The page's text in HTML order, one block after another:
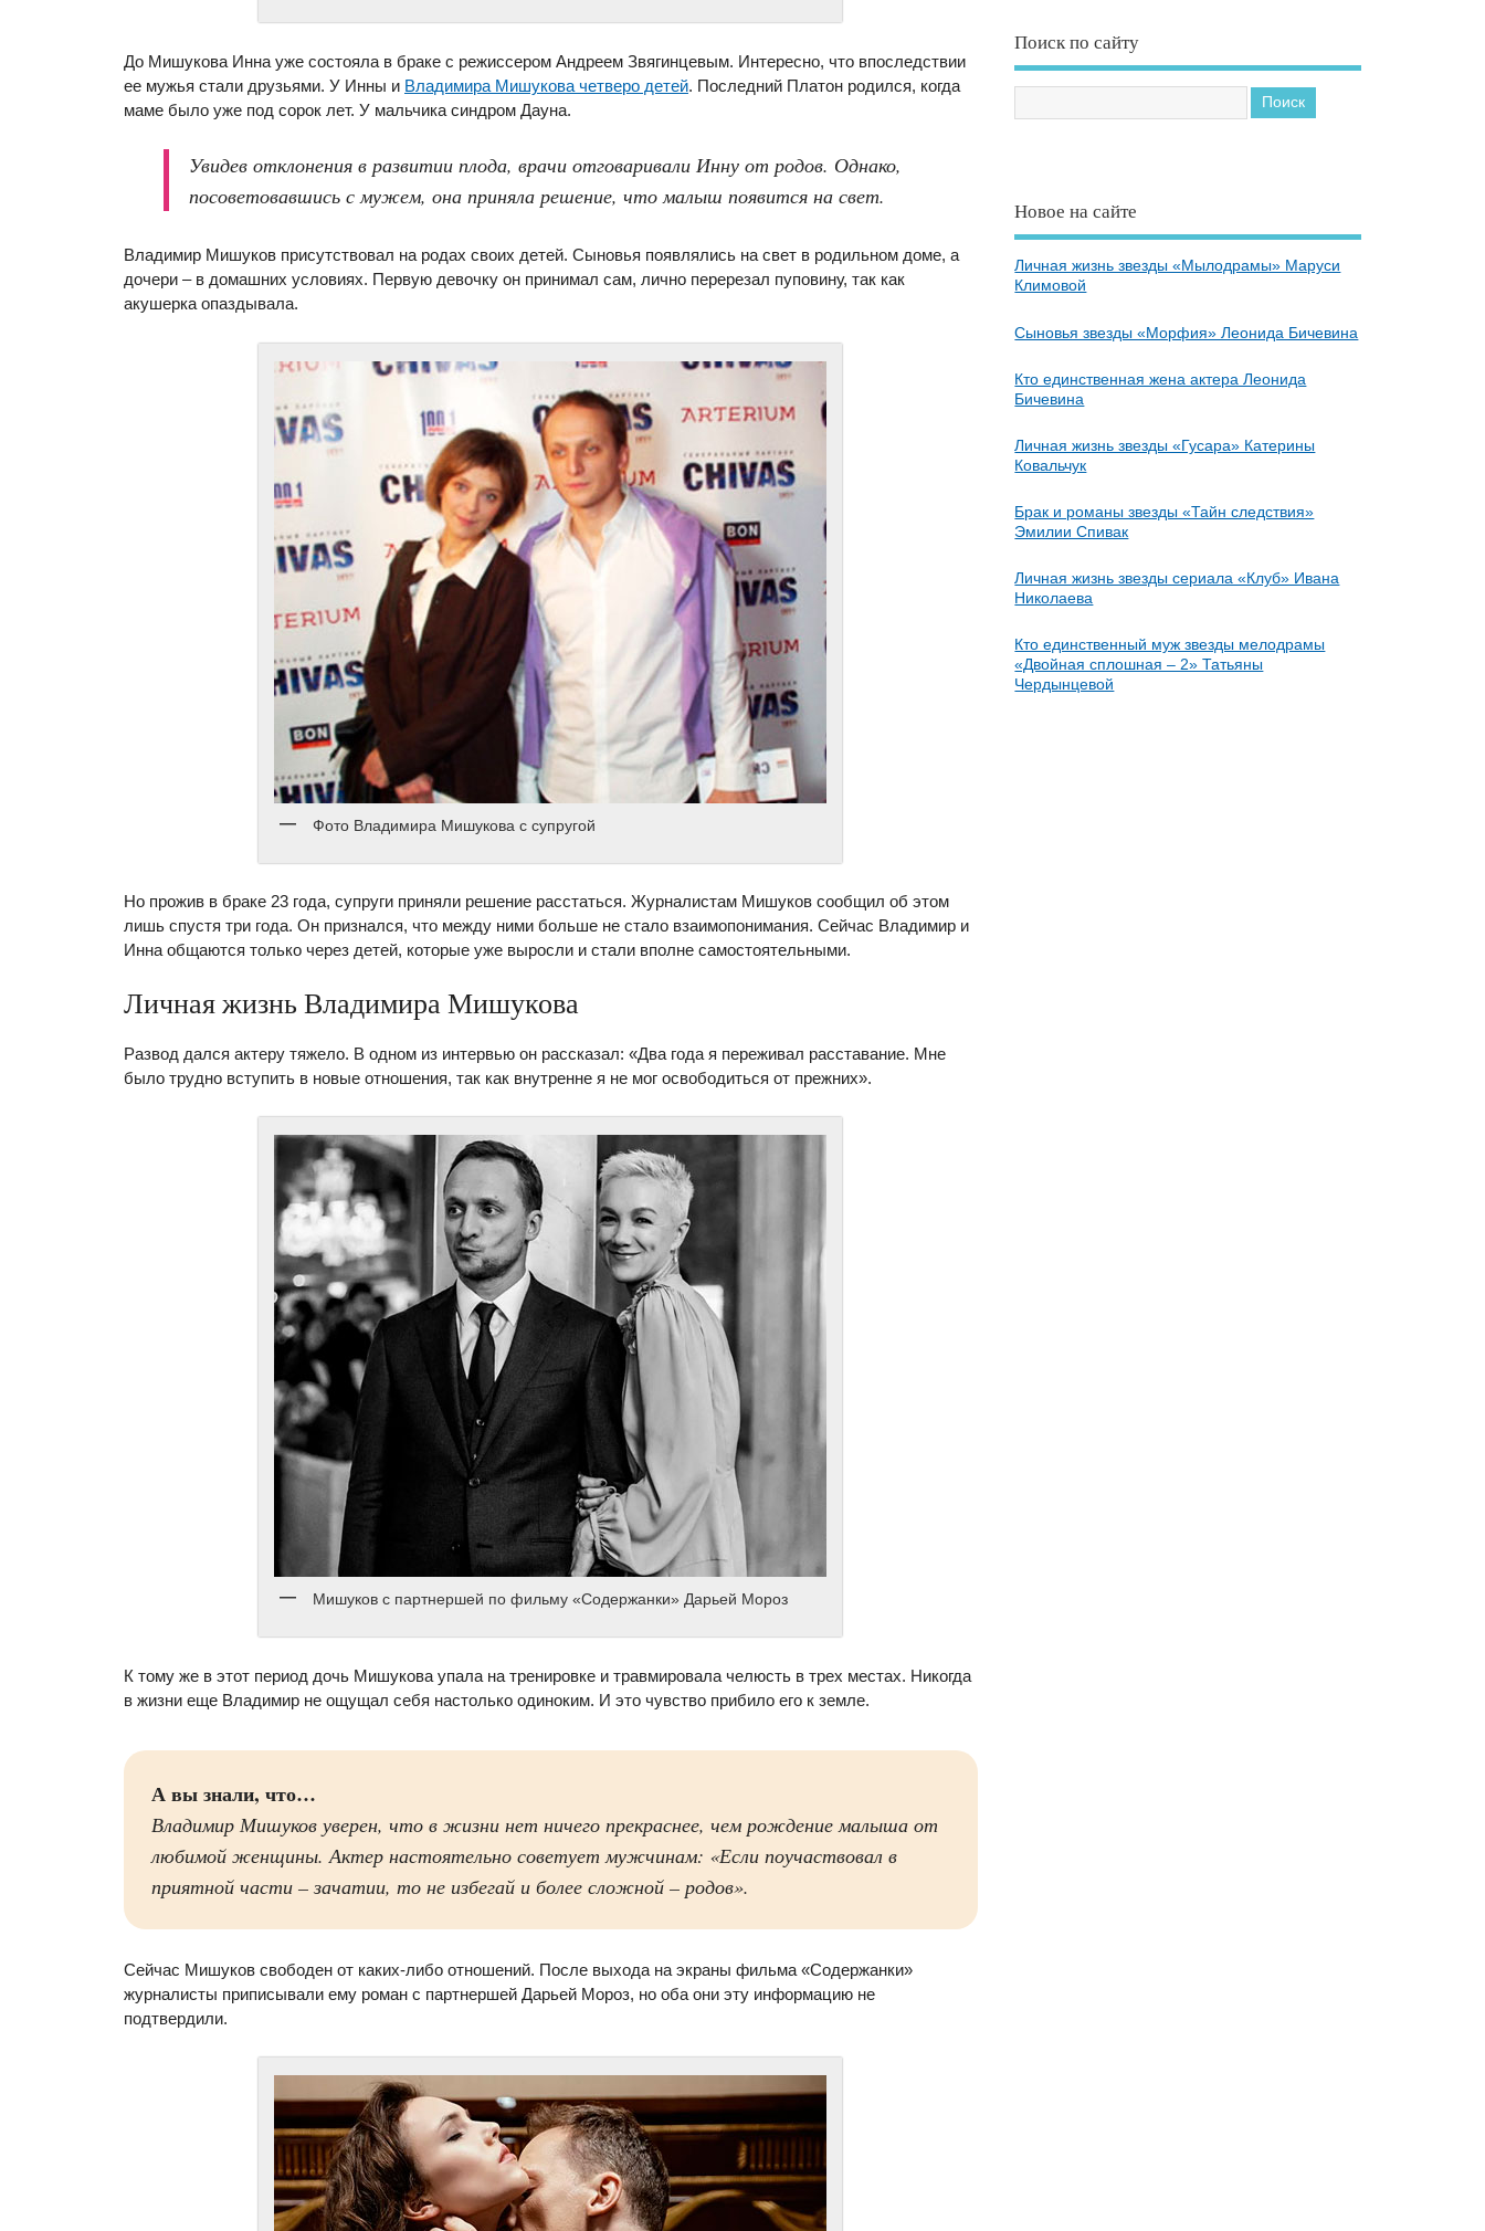
До Мишукова Инна уже состояла в браке с режиссером Андреем Звягинцевым. Интересно, что впоследствии
ее мужья стали друзьями. У Инны и Владимира Мишукова четверо детей. Последний Платон родился, когда
маме было уже под сорок лет. У мальчика синдром Дауна.
Увидев отклонения в развитии плода, врачи отговаривали Инну от родов. Однако,
посоветовавшись с мужем, она приняла решение, что малыш появится на свет.
Владимир Мишуков присутствовал на родах своих детей. Сыновья появлялись на свет в родильном доме, а
дочери – в домашних условиях. Первую девочку он принимал сам, лично перерезал пуповину, так как
акушерка опаздывала.
Фото Владимира Мишукова с супругой
Но прожив в браке 23 года, супруги приняли решение расстаться. Журналистам Мишуков сообщил об этом
лишь спустя три года. Он признался, что между ними больше не стало взаимопонимания. Сейчас Владимир и
Инна общаются только через детей, которые уже выросли и стали вполне самостоятельными.
Личная жизнь Владимира Мишукова
Развод дался актеру тяжело. В одном из интервью он рассказал: «Два года я переживал расставание. Мне
было трудно вступить в новые отношения, так как внутренне я не мог освободиться от прежних».
Мишуков с партнершей по фильму «Содержанки» Дарьей Мороз
К тому же в этот период дочь Мишукова упала на тренировке и травмировала челюсть в трех местах. Никогда
в жизни еще Владимир не ощущал себя настолько одиноким. И это чувство прибило его к земле.
А вы знали, что…
Владимир Мишуков уверен, что в жизни нет ничего прекраснее, чем рождение малыша от
любимой женщины. Актер настоятельно советует мужчинам: «Если поучаствовал в
приятной части – зачатии, то не избегай и более сложной – родов».
Сейчас Мишуков свободен от каких-либо отношений. После выхода на экраны фильма «Содержанки»
журналисты приписывали ему роман с партнершей Дарьей Мороз, но оба они эту информацию не
подтвердили.
Поиск по сайту
Новое на сайте
Личная жизнь звезды «Мылодрамы» Маруси
Климовой
Сыновья звезды «Морфия» Леонида Бичевина
Кто единственная жена актера Леонида
Бичевина
Личная жизнь звезды «Гусара» Катерины
Ковальчук
Брак и романы звезды «Тайн следствия»
Эмилии Спивак
Личная жизнь звезды сериала «Клуб» Ивана
Николаева
Кто единственный муж звезды мелодрамы
«Двойная сплошная – 2» Татьяны
Чердынцевой